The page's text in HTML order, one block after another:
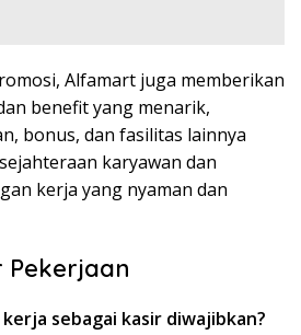
Alfamart juga memberikan
benefit yang menarik,
bonus, dan fasilitas lainnya
karyawan dan
kerja yang nyaman dan
Pekerjaan
sebagai kasir diwajibkan?